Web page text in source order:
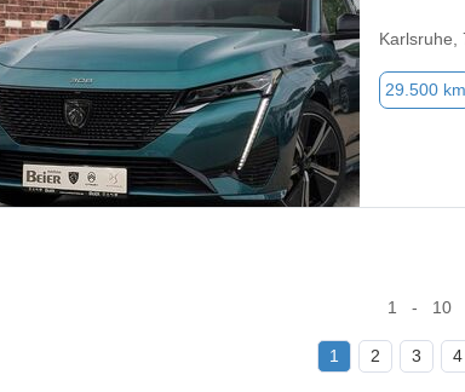
Karlsruhe,
29.500 km
1 - 10
1 2 3 4